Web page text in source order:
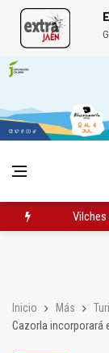
Vilches
Inicio Más
Cazorla incorporará